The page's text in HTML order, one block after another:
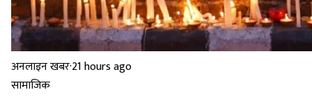
अनलाइन खबर·21 hours ago
सामाजिक